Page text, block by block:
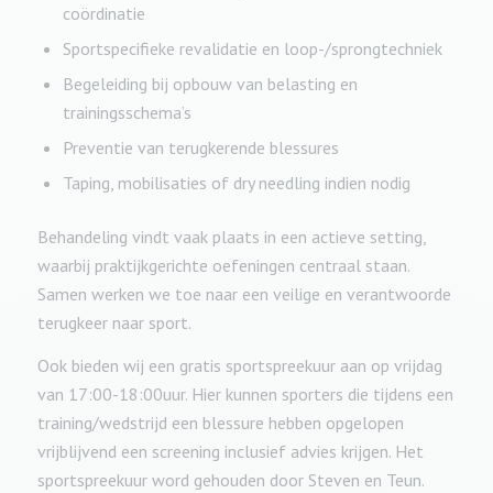
coördinatie
Sportspecifieke revalidatie en loop-/sprongtechniek
Begeleiding bij opbouw van belasting en
trainingsschema’s
Preventie van terugkerende blessures
Taping, mobilisaties of dry needling indien nodig
Behandeling vindt vaak plaats in een actieve setting,
waarbij praktijkgerichte oefeningen centraal staan.
Samen werken we toe naar een veilige en verantwoorde
terugkeer naar sport.
Ook bieden wij een gratis sportspreekuur aan op vrijdag
van 17:00-18:00uur. Hier kunnen sporters die tijdens een
training/wedstrijd een blessure hebben opgelopen
vrijblijvend een screening inclusief advies krijgen. Het
sportspreekuur word gehouden door Steven en Teun.